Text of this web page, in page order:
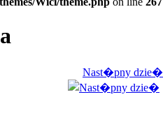
Nast�pny dzie�